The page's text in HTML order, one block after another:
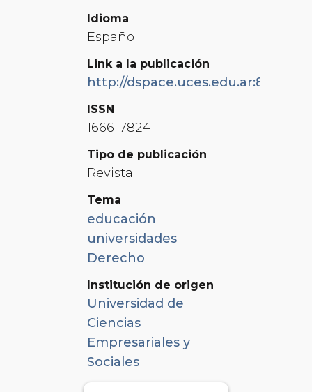
Idioma
Español
Link a la publicación
http://dspace.uces.edu.ar:8180/
ISSN
1666-7824
Tipo de publicación
Revista
Tema
educación;
universidades;
Derecho
Institución de origen
Universidad de
Ciencias
Empresariales y
Sociales